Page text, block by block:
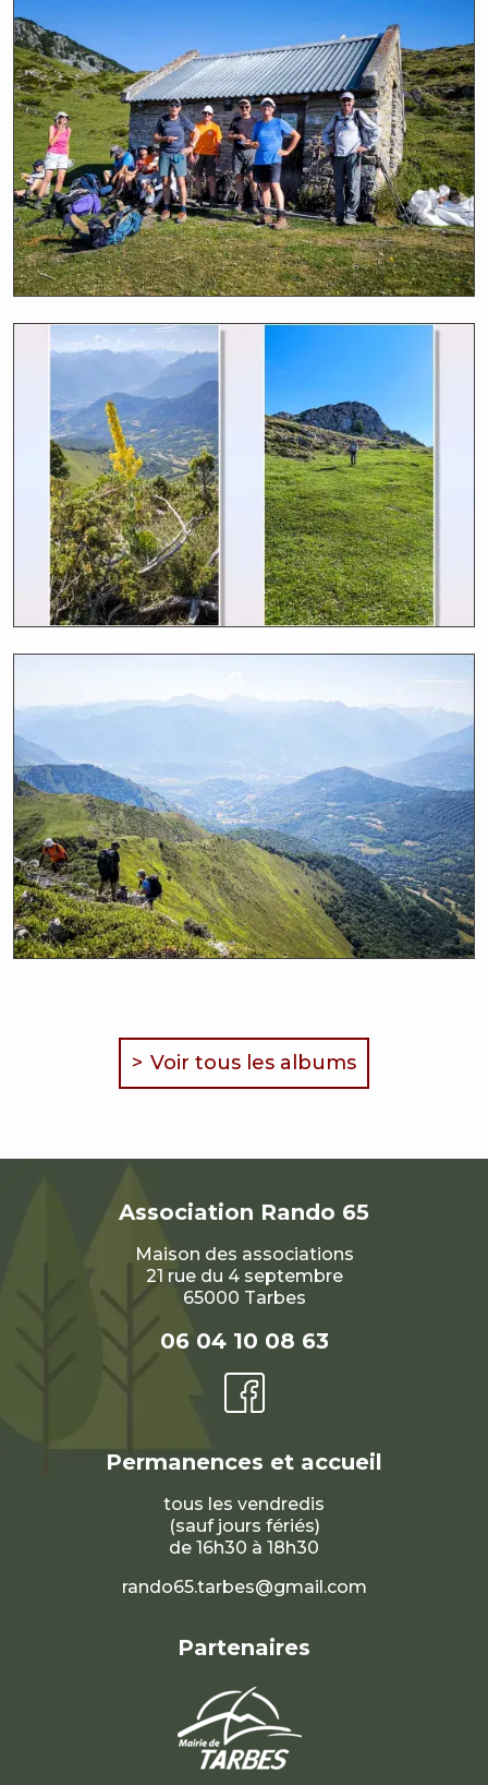
Voir tous les albums
Association Rando 65
Maison des associations
21 rue du 4 septembre
65000 Tarbes
06 04 10 08 63
Permanences et accueil
tous les vendredis
(sauf jours fériés)
de 16h30 à 18h30
rando65.tarbes@gmail.com
Partenaires